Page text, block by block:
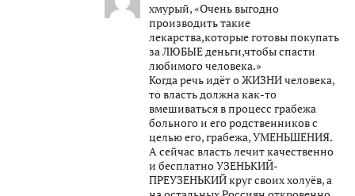
хмурый, «Очень выгодно
производить такие
лекарства,которые готовы покупать
за ЛЮБЫЕ деньги,чтобы спасти
любимого человека.»
Когда речь идёт о ЖИЗНИ человека,
то власть должна как-то
вмешиваться в процесс грабежа
больного и его родственников с
целью его, грабежа, УМЕНЬШЕНИЯ.
А сейчас власть лечит качественно
и бесплатно УЗЕНЬКИЙ-
ПРЕУЗЕНЬКИЙ круг своих холуёв, а